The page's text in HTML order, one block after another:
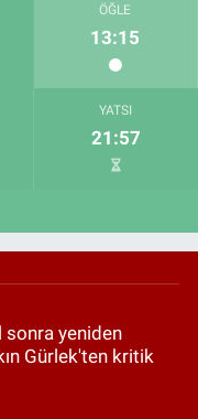
ÖĞLE
13:15
YATSI
21:57
sonra yeniden
Gürlek'ten kritik